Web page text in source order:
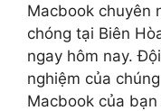
Macbook chuyên
chóng tại Biên
ngay hôm nay.
nghiệm của
Macbook của